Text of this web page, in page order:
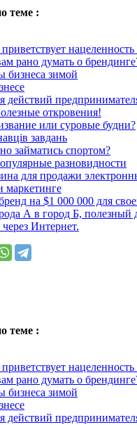
теме :
рано думать о
бизнеса зимой
действий
откровения!
или суровые будни?
завдань
займатись спортом?
разновидности
для продажи
маркетинге
на $1 000 000 для
А в город Б, полезный
Интернет.
теме :
рано думать о
бизнеса зимой
действий